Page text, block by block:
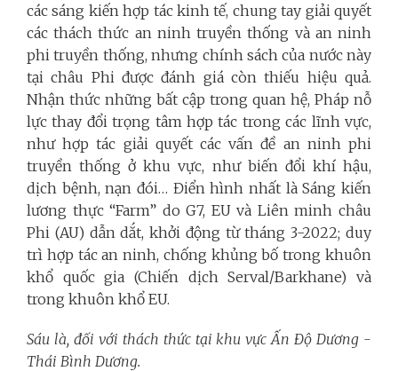
các sáng kiến hợp tác kinh tế, chung tay giải quyết
các thách thức an ninh truyền thống và an ninh
phi truyền thống, nhưng chính sách của nước này
tại châu Phi được đánh giá còn thiếu hiệu quả.
Nhận thức những bất cập trong quan hệ, Pháp nỗ
lực thay đổi trọng tâm hợp tác trong các lĩnh vực,
như hợp tác giải quyết các vấn đề an ninh phi
truyền thống ở khu vực, như biến đổi khí hậu,
dịch bệnh, nạn đói… Điển hình nhất là Sáng kiến
lương thực “Farm” do G7, EU và Liên minh châu
Phi (AU) dẫn dắt, khởi động từ tháng 3-2022; duy
trì hợp tác an ninh, chống khủng bố trong khuôn
khổ quốc gia (Chiến dịch Serval/Barkhane) và
trong khuôn khổ EU.
Sáu là, đối với thách thức tại khu vực Ấn Độ Dương -
Thái Bình Dương.